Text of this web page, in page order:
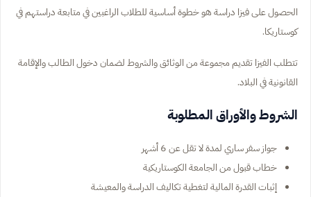
الحصول على فيزا دراسة هو خطوة أساسية للطلاب الراغبين في متابعة دراستهم في
كوستاريكا.
تتطلب الفيزا تقديم مجموعة من الوثائق والشروط لضمان دخول الطالب والإقامة
القانونية في البلاد.
الشروط والأوراق المطلوبة
جواز سفر ساري لمدة لا تقل عن 6 أشهر
خطاب قبول من الجامعة الكوستاريكية
إثبات القدرة المالية لتغطية تكاليف الدراسة والمعيشة